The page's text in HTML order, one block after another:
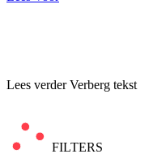
Lees verderVerberg tekst
FILTERS